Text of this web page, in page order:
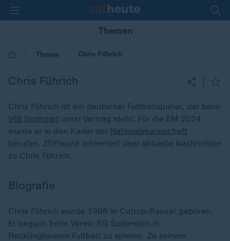
Themen
Thema Chris Führich
Chris Führich
Chris Führich ist ein deutscher Fußballspieler, der beim
VfB Stuttgart unter Vertrag steht. Für die EM 2024
wurde er in den Kader der Nationalmannschaft
berufen. ZDFheute informiert über aktuelle Nachrichten
zu Chris Führich.
Biografie
Chris Führich wurde 1998 in Catrop-Rauxel geboren.
Er begann beim Verein SG Suderwich in
Recklinghausen Fußball zu spielen. Zu seinem